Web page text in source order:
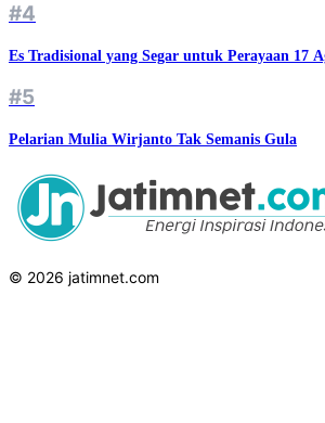
#4
Es Tradisional yang Segar untuk Perayaan 17
#5
Pelarian Mulia Wirjanto Tak Semanis Gula
© 2026 jatimnet.com